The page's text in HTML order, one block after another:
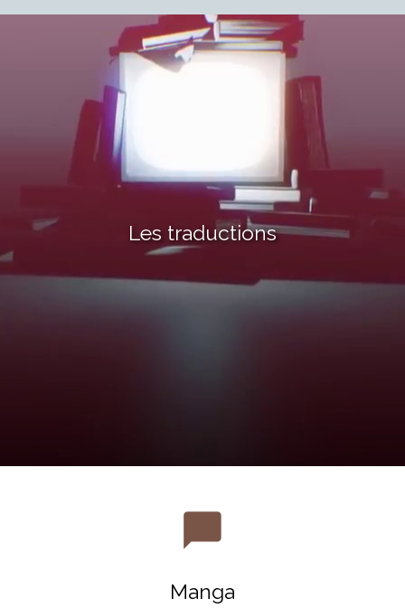
Les traductions
chat_bubble
Manga